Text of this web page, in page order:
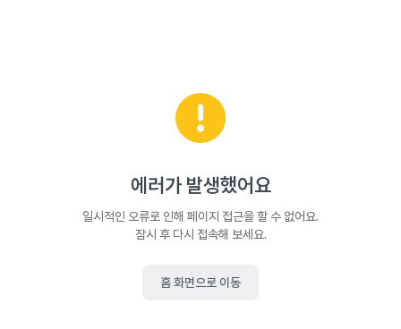
에러가 발생했어요
일시적인 오류로 인해 페이지 접근을 할 수 없어요.
잠시 후 다시 접속해 보세요.
홈 화면으로 이동